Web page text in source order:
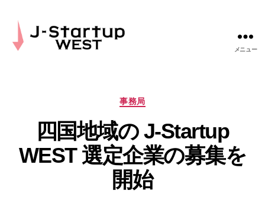
メニュー
カ
ゴ
リ
ー
事務局
四国地域の J-Startup
WEST 選定企業の募集を
開始